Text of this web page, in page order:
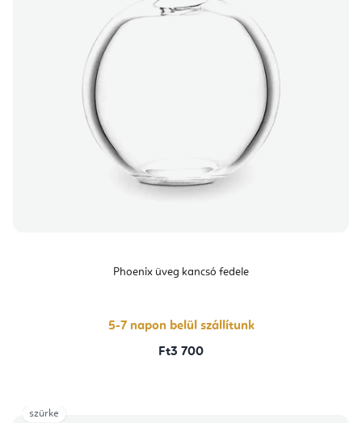
Phoenix üveg kancsó fedele
5-7 napon belül szállítunk
Ft3 700
szürke